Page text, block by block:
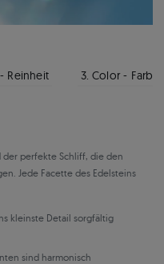
Reinheit 3. Color - Farbe
perfekte Schliff, die den
Jede Facette des Edelsteins
kleinste Detail sorgfältig
sind harmonisch